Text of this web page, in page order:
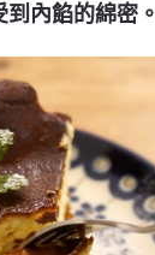
內餡的綿密。